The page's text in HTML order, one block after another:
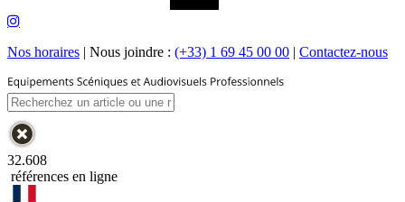
Nos horaires | Nous joindre : (+33) 1 69 45 00 00 | Contactez-nous
32.608
références en ligne